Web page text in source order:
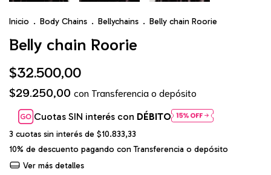
Inicio . Body Chains . Bellychains . Belly chain Roorie
Belly chain Roorie
$32.500,00
$29.250,00 con Transferencia o depósito
Cuotas SIN interés con DÉBITO
3 cuotas sin interés de $10.833,33
10% de descuento pagando con Transferencia o depósito
Ver más detalles